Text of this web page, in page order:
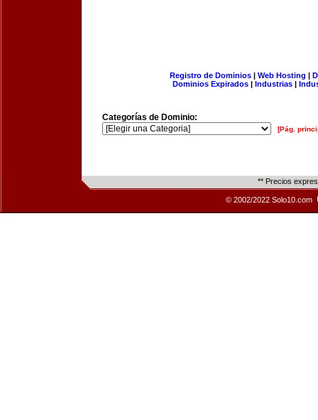
Registro de Dominios| Web Hosting |
Dominios Expirados | Industrias |
Categorías de Dominio:
[Pág.
** Precios
© 2002/2022 Solo10.com